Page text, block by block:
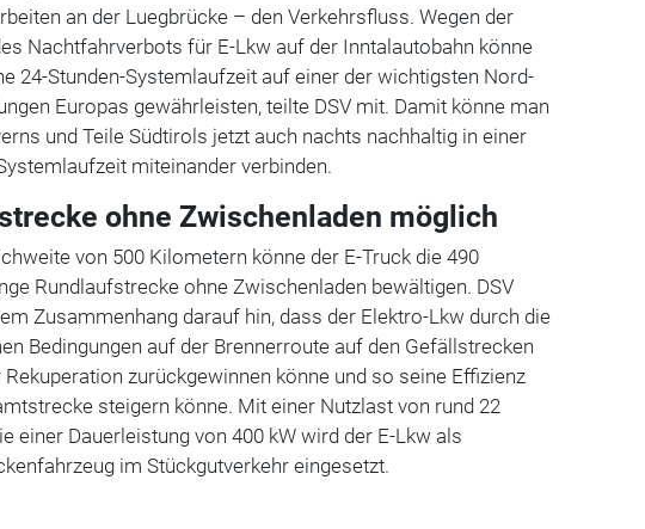
an der Luegbrücke – den Verkehrsfluss. Wegen der
Nachtfahrverbots für E-Lkw auf der Inntalautobahn könne
24-Stunden-Systemlaufzeit auf einer der wichtigsten Nord-
Europas gewährleisten, teilte DSV mit. Damit könne man
und Teile Südtirols jetzt auch nachts nachhaltig in einer
miteinander verbinden.
ohne Zwischenladen möglich
von 500 Kilometern könne der E-Truck die 490
Rundlaufstrecke ohne Zwischenladen bewältigen. DSV
Zusammenhang darauf hin, dass der Elektro-Lkw durch die
Bedingungen auf der Brennerroute auf den Gefällstrecken
Rekuperation zurückgewinnen könne und so seine Effizienz
steigern könne. Mit einer Nutzlast von rund 22
einer Dauerleistung von 400 kW wird der E-Lkw als
im Stückgutverkehr eingesetzt.